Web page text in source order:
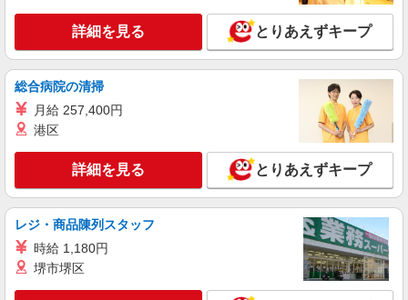
詳細を見る とりあえずキープ
総合病院の清掃
月給 257,400円
港区
詳細を見る とりあえずキープ
レジ・商品陳列スタッフ
時給 1,180円
堺市堺区